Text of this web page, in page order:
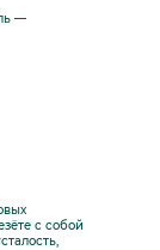
—
с собой